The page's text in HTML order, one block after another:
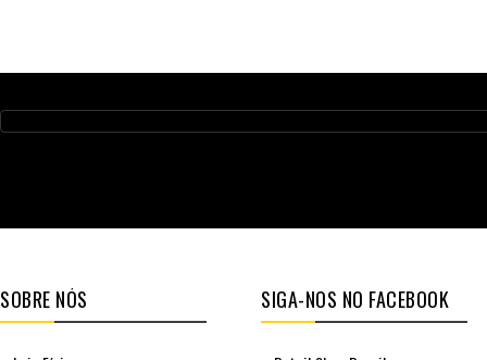
SOBRE NÓS SIGA-NOS NO FACEBOOK